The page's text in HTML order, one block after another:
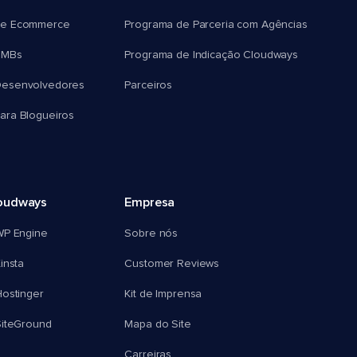
Ecommerce
Blogueiros
Programa de Parceria com Agências
Programa de Indicação Cloudways
Parceiros
Engine
Empresa
Sobre nós
Customer Reviews
Kit de Imprensa
Mapa do Site